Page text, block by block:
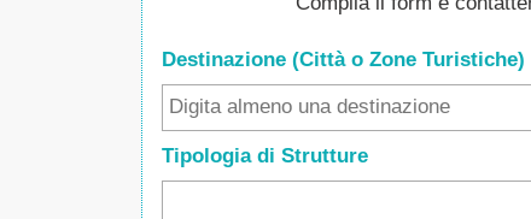
Destinazione (Città o Zone Turistiche)
Tipologia di Strutture